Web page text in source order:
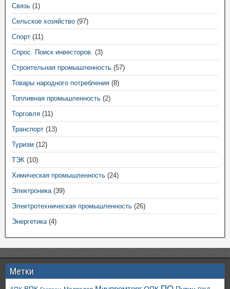
Связь (1)
Сельское хозяйство (97)
Спорт (11)
Спрос. Поиск инвесторов. (3)
Строительная промышленность (57)
Товары народного потребления (8)
Топливная промышленность (2)
Торговля (11)
Транспорт (13)
Туризм (12)
ТЭК (10)
Химическая промышленность (24)
Электроника(39)
Электротехническая промышленность (26)
Энергетика(4)
Метки